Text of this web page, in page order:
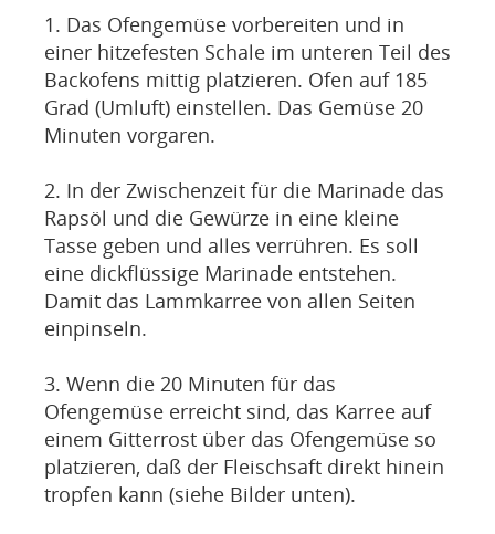
1. Das Ofengemüse vorbereiten und in
einer hitzefesten Schale im unteren Teil des
Backofens mittig platzieren. Ofen auf 185
Grad (Umluft) einstellen. Das Gemüse 20
Minuten vorgaren.
2. In der Zwischenzeit für die Marinade das
Rapsöl und die Gewürze in eine kleine
Tasse geben und alles verrühren. Es soll
eine dickflüssige Marinade entstehen.
Damit das Lammkarree von allen Seiten
einpinseln.
3. Wenn die 20 Minuten für das
Ofengemüse erreicht sind, das Karree auf
einem Gitterrost über das Ofengemüse so
platzieren, daß der Fleischsaft direkt hinein
tropfen kann (siehe Bilder unten).